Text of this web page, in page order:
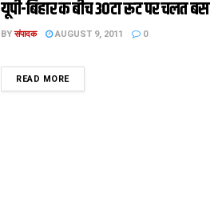
यूपी-बिहार क बीच 30टा रूट पर चलत बस
BY संपादक AUGUST 9, 2011 0
READ MOREDETAILS